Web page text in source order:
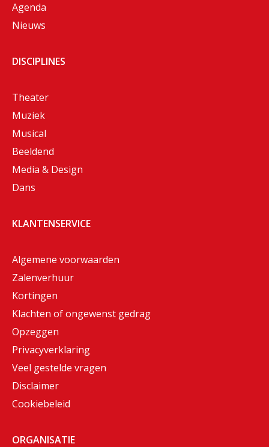
Agenda
Nieuws
DISCIPLINES
Theater
Muziek
Musical
Beeldend
Media & Design
Dans
KLANTENSERVICE
Algemene voorwaarden
Zalenverhuur
Kortingen
Klachten of ongewenst gedrag
Opzeggen
Privacyverklaring
Veel gestelde vragen
Disclaimer
Cookiebeleid
ORGANISATIE